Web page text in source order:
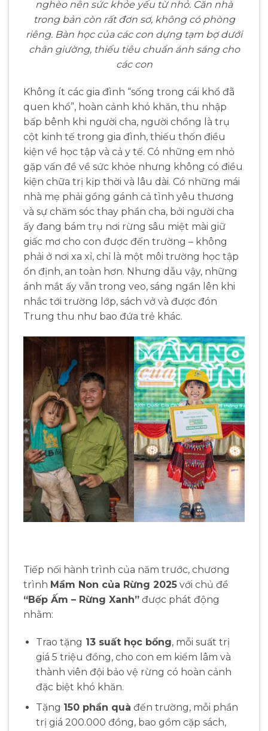
nghèo nên sức khỏe yếu từ nhỏ. Căn nhà
trong bản còn rất đơn sơ, không có phòng
riêng. Bàn học của các con dựng tạm bợ dưới
chân giường, thiếu tiêu chuẩn ánh sáng cho
các con
Không ít các gia đình “sống trong cái khổ đã
quen khổ”, hoàn cảnh khó khăn, thu nhập
bấp bênh khi người cha, người chồng là trụ
cột kinh tế trong gia đình, thiếu thốn điều
kiện về học tập và cả y tế. Có những em nhỏ
gặp vấn đề về sức khỏe nhưng không có điều
kiện chữa trị kịp thời và lâu dài. Có những mái
nhà mẹ phải gồng gánh cả tình yêu thương
và sự chăm sóc thay phần cha, bởi người cha
ấy đang bám trụ nơi rừng sâu miệt mài giữ
giấc mơ cho con được đến trường – không
phải ở nơi xa xỉ, chỉ là một môi trường học tập
ổn định, an toàn hơn. Nhưng dẫu vậy, những
ánh mắt ấy vẫn trong veo, sáng ngần lên khi
nhắc tới trường lớp, sách vở và được đón
Trung thu như bao đứa trẻ khác.
Tiếp nối hành trình của năm trước, chương
trình Mầm Non của Rừng 2025 với chủ đề
“Bếp Ấm – Rừng Xanh” được phát động
nhằm:
Trao tặng 13 suất học bổng, mỗi suất trị
giá 5 triệu đồng, cho con em kiểm lâm và
thành viên đội bảo vệ rừng có hoàn cảnh
đặc biệt khó khăn.
Tặng 150 phần quà đến trường, mỗi phần
trị giá 200.000 đồng, bao gồm cặp sách,